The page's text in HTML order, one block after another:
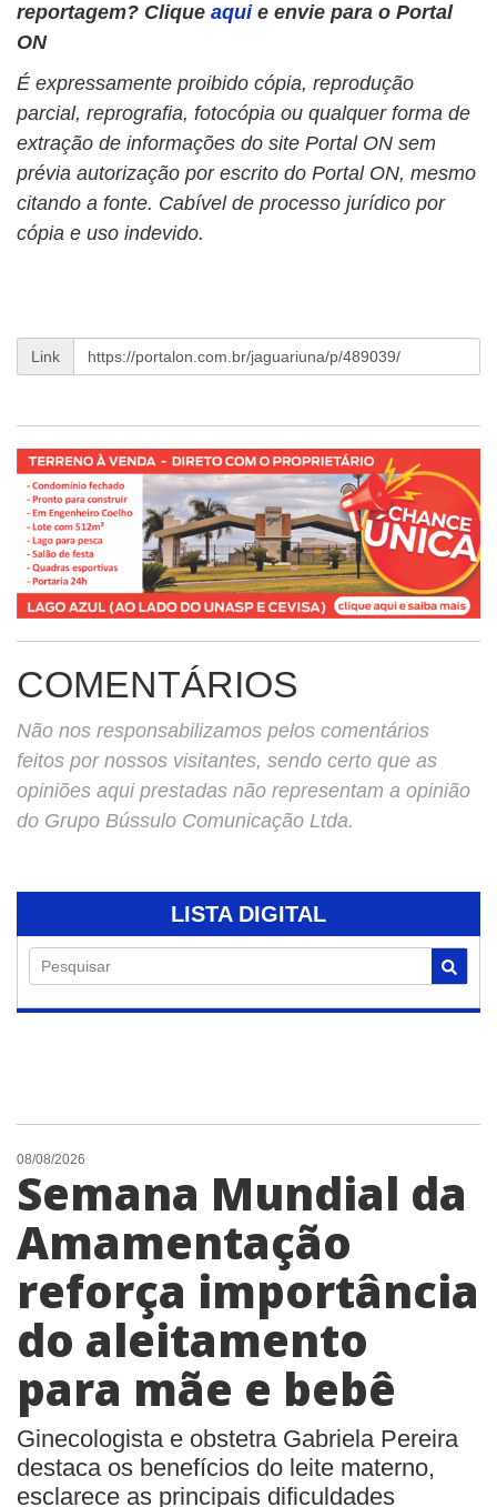
reportagem? Clique aqui e envie para o Portal
ON
É expressamente proibido cópia, reprodução
parcial, reprografia, fotocópia ou qualquer forma de
extração de informações do site Portal ON sem
prévia autorização por escrito do Portal ON, mesmo
citando a fonte. Cabível de processo jurídico por
cópia e uso indevido.
Link
COMENTÁRIOS
Não nos responsabilizamos pelos comentários
feitos por nossos visitantes, sendo certo que as
opiniões aqui prestadas não representam a opinião
do Grupo Bússulo Comunicação Ltda.
LISTA DIGITAL
Pesquisar
08/08/2026
Semana Mundial da
Amamentação
reforça importância
do aleitamento
para mãe e bebê
Ginecologista e obstetra Gabriela Pereira
destaca os benefícios do leite materno,
esclarece as principais dificuldades